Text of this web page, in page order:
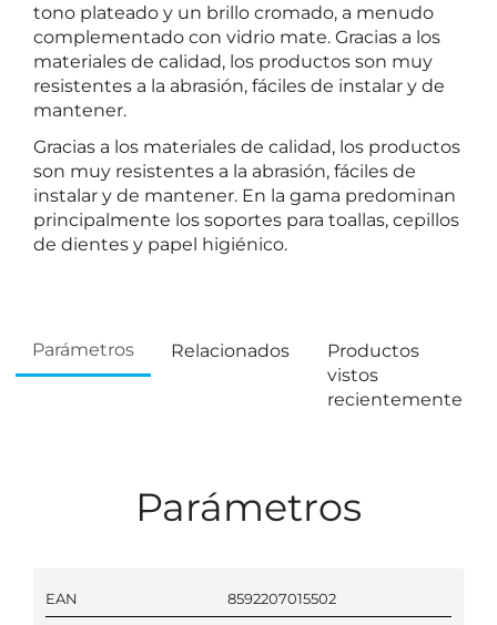
tono plateado y un brillo cromado, a menudo
complementado con vidrio mate. Gracias a los
materiales de calidad, los productos son muy
resistentes a la abrasión, fáciles de instalar y de
mantener.
Gracias a los materiales de calidad, los productos
son muy resistentes a la abrasión, fáciles de
instalar y de mantener. En la gama predominan
principalmente los soportes para toallas, cepillos
de dientes y papel higiénico.
Parámetros Relacionados
Productos
vistos
recientemente
Parámetros
EAN 8592207015502